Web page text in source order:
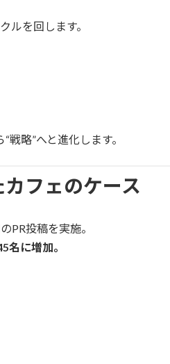
を回します。
戦略”へと進化します。
フェのケース
PR投稿を実施。
名に増加。